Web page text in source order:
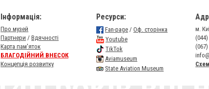
Інформація:
Про музей
Партнери /Вдячності
Карта пам'яток
БЛАГОДІЙНИЙ ВНЕСОК
Концепція розвитку
Ресурси:
Fan-page /Оф. сторінка
Youtube
TikTok
Aviamuseum
State Aviation Museum
м.
(044)
(067)